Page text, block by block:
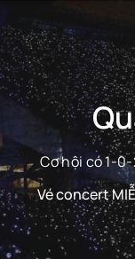
Cơ hội có 1-
Vé concert